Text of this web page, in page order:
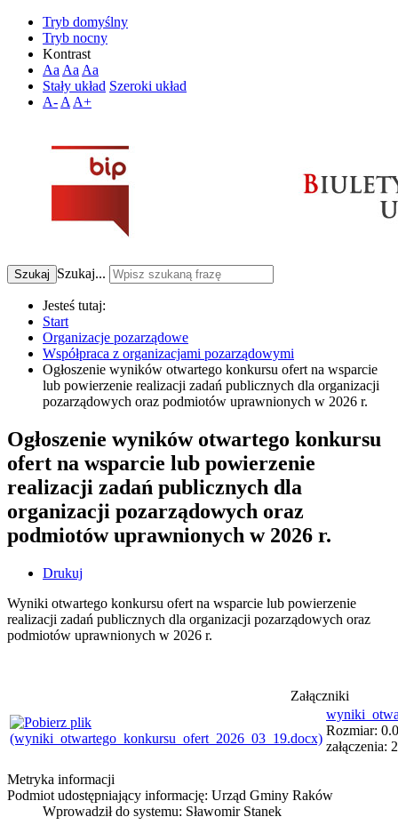
Tryb domyślny
Tryb nocny
Kontrast
Aa Aa Aa
Stały układ Szeroki układ
A- A A+
Szukaj Szukaj...
Jesteś tutaj:
Start
Organizacje pozarządowe
Współpraca z organizacjami pozarządowymi
Ogłoszenie wyników otwartego konkursu ofert na wsparcie
lub powierzenie realizacji zadań publicznych dla organizacji
pozarządowych oraz podmiotów uprawnionych w 2026 r.
Ogłoszenie wyników otwartego konkursu
ofert na wsparcie lub powierzenie
realizacji zadań publicznych dla
organizacji pozarządowych oraz
podmiotów uprawnionych w 2026 r.
Drukuj
Wyniki otwartego konkursu ofert na wsparcie lub powierzenie
realizacji zadań publicznych dla organizacji pozarządowych oraz
podmiotów uprawnionych w 2026 r.
Załączniki
Rozmiar:
załączenia:
Metryka informacji
Podmiot udostępniający informację: Urząd Gminy Raków
Wprowadził do systemu: Sławomir Stanek